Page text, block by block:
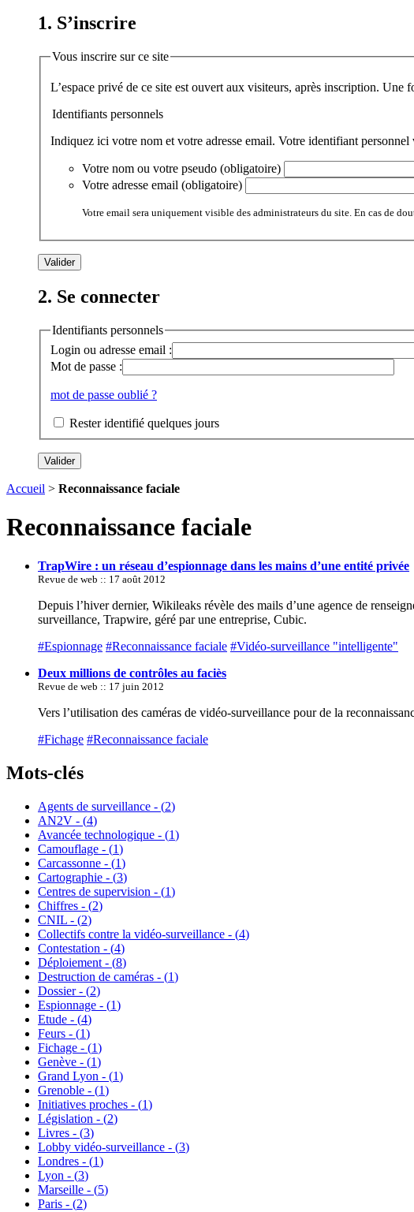
1. S’inscrire
Vous inscrire sur ce site
Identifiants personnels
Indiquez ici votre nom et votre adresse email. Votre identifiant
Votre nom ou votre pseudo (obligatoire)
Votre adresse email (obligatoire)
Votre email sera uniquement visible des administrateurs du site. En cas de
2. Se connecter
Identifiants personnels
Login ou adresse email :
Mot de passe :
mot de passe oublié ?
Rester identifié quelques jours
Accueil > Reconnaissance faciale
Reconnaissance faciale
TrapWire : un réseau d’espionnage dans les mains d’une entité privée
Revue de web :: 17 août 2012
Depuis l’hiver dernier, Wikileaks révèle des mails d’une agence de
surveillance, Trapwire, géré par une entreprise, Cubic.
#Espionnage #Reconnaissance faciale #Vidéo-surveillance "intelligente"
Deux millions de contrôles au faciès
Revue de web :: 17 juin 2012
Vers l’utilisation des caméras de vidéo-surveillance pour de la
#Fichage #Reconnaissance faciale
Mots-clés
Agents de surveillance - (2)
AN2V - (4)
Avancée technologique - (1)
Camouflage - (1)
Carcassonne - (1)
Cartographie - (3)
Centres de supervision - (1)
Chiffres - (2)
CNIL - (2)
Collectifs contre la vidéo-surveillance - (4)
Contestation - (4)
Déploiement - (8)
Destruction de caméras - (1)
Dossier - (2)
Espionnage - (1)
Etude - (4)
Feurs - (1)
Fichage - (1)
Genève - (1)
Grand Lyon - (1)
Grenoble - (1)
Initiatives proches - (1)
Législation - (2)
Livres - (3)
Lobby vidéo-surveillance - (3)
Londres - (1)
Lyon - (3)
Marseille - (5)
Paris - (2)